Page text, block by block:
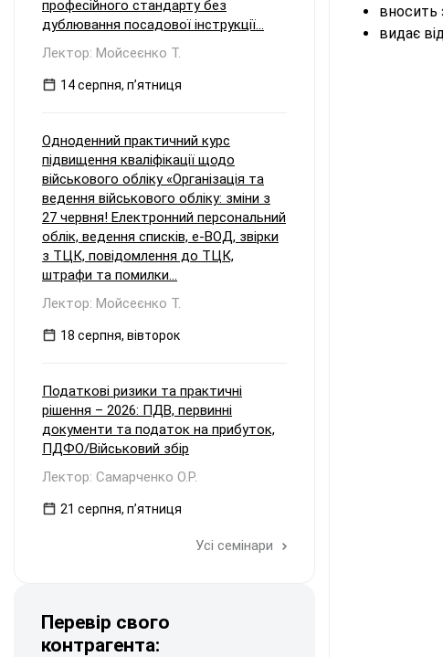
вносить
видає
професійного стандарту без
дублювання посадової інструкції...
Лектор: Мойсеєнко Т.
14 серпня, пʼятниця
Одноденний практичний курс
підвищення кваліфікації щодо
військового обліку «Організація та
ведення військового обліку: зміни з
27 червня! Електронний персональний
облік, ведення списків, е-ВОД, звірки
з ТЦК, повідомлення до ТЦК,
штрафи та помилки...
Лектор: Мойсеєнко Т.
18 серпня, вівторок
Податкові ризики та практичні
рішення – 2026: ПДВ, первинні
документи та податок на прибуток,
ПДФО/Військовий збір
Лектор: Самарченко О.Р.
21 серпня, пʼятниця
Усі семінари
Перевір свого
контрагента: